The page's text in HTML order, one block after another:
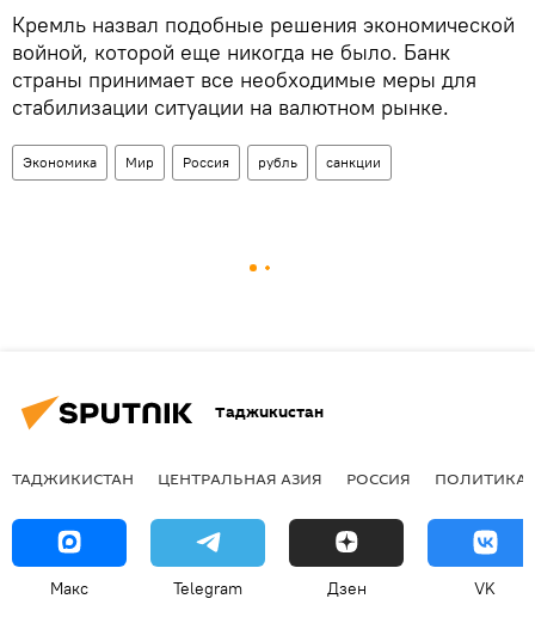
Кремль назвал подобные решения экономической
войной, которой еще никогда не было. Банк
страны принимает все необходимые меры для
стабилизации ситуации на валютном рынке.
Экономика Мир Россия рубль санкции
Таджикистан
ТАДЖИКИСТАН ЦЕНТРАЛЬНАЯ АЗИЯ РОССИЯ ПОЛИТИКА
Макс Telegram Дзен VK